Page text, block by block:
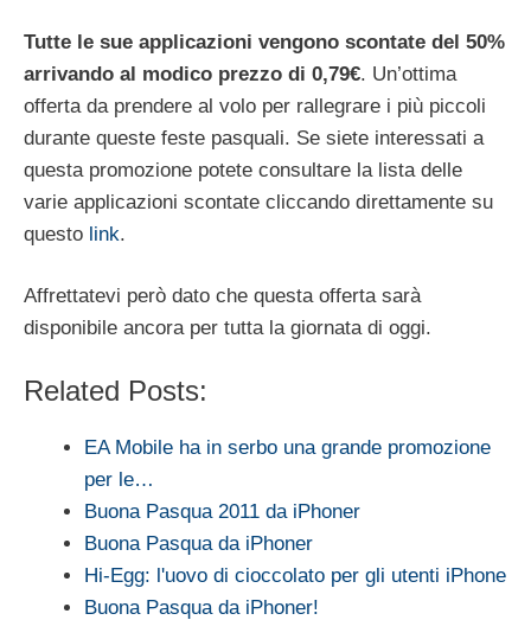
Tutte le sue applicazioni vengono scontate del 50%
arrivando al modico prezzo di 0,79€. Un’ottima
offerta da prendere al volo per rallegrare i più piccoli
durante queste feste pasquali. Se siete interessati a
questa promozione potete consultare la lista delle
varie applicazioni scontate cliccando direttamente su
questo link.
Affrettatevi però dato che questa offerta sarà
disponibile ancora per tutta la giornata di oggi.
Related Posts:
EA Mobile ha in serbo una grande promozione
per le…
Buona Pasqua 2011 da iPhoner
Buona Pasqua da iPhoner
Hi-Egg: l'uovo di cioccolato per gli utenti iPhone
Buona Pasqua da iPhoner!